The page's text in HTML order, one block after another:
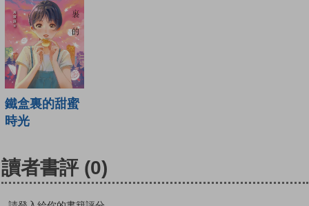
鐵盒裏的甜蜜
時光
讀者書評 (0)